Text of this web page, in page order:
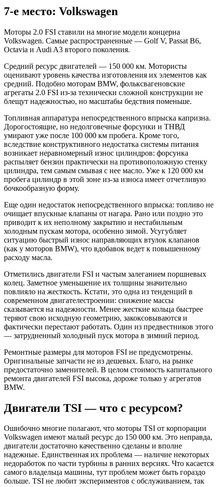
7-е место: Volkswagen
Моторы 2.0 FSI ставили на многие модели концерна
Volkswagen. Самые распространенные — Golf V, Passat B6,
Octavia и Audi A3 второго поколения.
Средний ресурс двигателей — 150 000 км. Мотористы
оценивают уровень качества изготовления их элементов как
средний. Подобно моторам BMW, фольксвагеновские
агрегаты 2.0 FSI из-за технически сложной конструкции не
блещут надежностью, но масштабы бедствия поменьше.
Топливная аппаратура непосредственного впрыска капризна.
Дорогостоящие, но недолговечные форсунки и ТНВД
умирают уже после 100 000 км пробега. Кроме того,
вследствие конструктивного недостатка системы питания
возникает неравномерный износ цилиндров: форсунка
распыляет бензин практически на противоположную стенку
цилиндра, тем самым смывая с нее масло. Уже к 120 000 км
пробега цилиндр в этой зоне из-за износа имеет отчетливую
бочкообразную форму.
Еще один недостаток непосредственного впрыска: топливо не
очищает впускные клапаны от нагара. Рано или поздно это
приводит к их неполному закрытию и нестабильным
холодным пускам мотора, особенно зимой. Усугубляет
ситуацию быстрый износ направляющих втулок клапанов
(как у моторов BMW), что вдобавок ведет к повышенному
расходу масла.
Отметились двигатели FSI и частым залеганием поршневых
колец. Заметное уменьшение их толщины значительно
повлияло на жесткость. Кстати, это одна из тенденций в
современном двигателестроении: снижение массы
сказывается на надежности. Менее жесткие кольца быстрее
теряют свою исходную геометрию, закоксовываются и
фактически перестают работать. Один из предвестников этого
— затрудненный холодный пуск мотора в зимний период.
Ремонтные размеры для моторов FSI не предусмотрены.
Оригинальные запчасти не из дешевых. Благо, на рынке
предостаточно заменителей. В целом стоимость капитального
ремонта двигателей FSI высока, дороже только у агрегатов
BMW.
Двигатели TSI — что с ресурсом?
Ошибочно многие полагают, что моторы TSI от корпорации
Volkswagen имеют малый ресурс до 150 000 км. Это неправда,
двигатели достаточно качественно сделаны и вполне
надежные. Единственная их проблема — наличие некоторых
недоработок по части турбины в ранних версиях. Что касается
самого владельца машины, тут проблем может быть гораздо
больше. TSI не любит экспериментов с обслуживанием, так